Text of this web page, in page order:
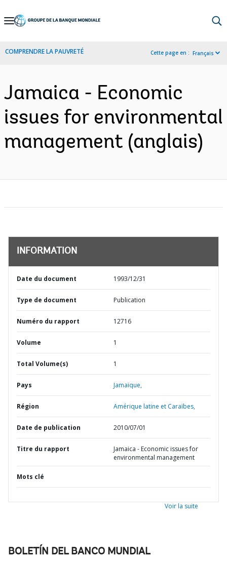
Skip
Navigation
COMPRENDRE LA PAUVRETÉ Cette page en : Français
Jamaica - Economic
issues for environmental
management (anglais)
INFORMATION
Date du document 1993/12/31
Type de document Publication
Numéro du rapport 12716
Volume 1
Total Volume(s) 1
Pays Jamaïque,
Région Amérique latine et Caraïbes,
Date de publication 2010/07/01
Titre du rapport
Jamaica - Economic issues for
environmental management
Mots clé
Voir la suite
BOLETÍN DEL BANCO MUNDIAL